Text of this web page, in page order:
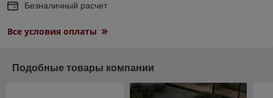
Безналичный расчет
Все условия оплаты
Подобные товары компании